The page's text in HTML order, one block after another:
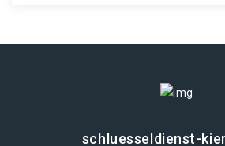
schluesseldienst-